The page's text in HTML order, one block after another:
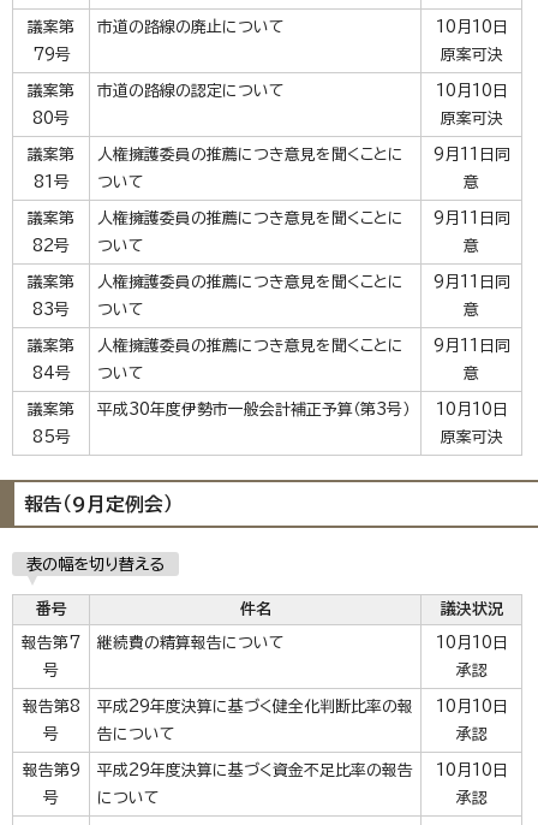
議案第
79号
市道の路線の廃止について
10月10日
原案可決
議案第
80号
市道の路線の認定について
10月10日
原案可決
議案第
81号
人権擁護委員の推薦につき意見を聞くことに
ついて
9月11日同
意
議案第
82号
人権擁護委員の推薦につき意見を聞くことに
ついて
9月11日同
意
議案第
83号
人権擁護委員の推薦につき意見を聞くことに
ついて
9月11日同
意
議案第
84号
人権擁護委員の推薦につき意見を聞くことに
ついて
9月11日同
意
議案第
85号
平成30年度伊勢市一般会計補正予算（第3号）
10月10日
原案可決
報告（9月定例会）
表の幅を切り替える
番号 件名 議決状況
報告第7
号
継続費の精算報告について
10月10日
承認
報告第8
号
平成29年度決算に基づく健全化判断比率の報
告について
10月10日
承認
報告第9
号
平成29年度決算に基づく資金不足比率の報告
について
10月10日
承認